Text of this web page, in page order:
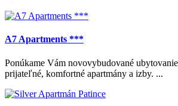
A7 Apartments ***
Ponúkame Vám novovybudované
prijateľné, komfortné apartmány a izby. ...